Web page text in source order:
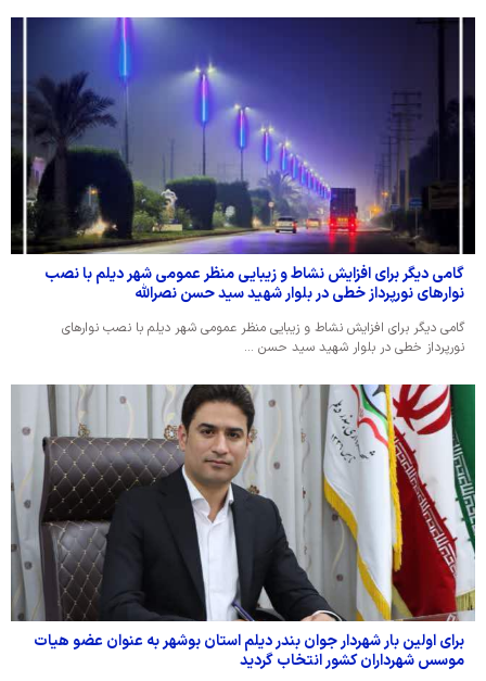
گامی دیگر برای افزایش نشاط و زیبایی منظر عمومی شهر دیلم با نصب
نوارهای نورپرداز خطی در بلوار شهید سید حسن نصرالله
گامی دیگر برای افزایش نشاط و زیبایی منظر عمومی شهر دیلم با نصب نوارهای
نورپرداز خطی در بلوار شهید سید حسن …
برای اولین بار شهردار جوان بندر دیلم استان بوشهر به عنوان عضو هیات
موسس شهرداران کشور انتخاب گردید